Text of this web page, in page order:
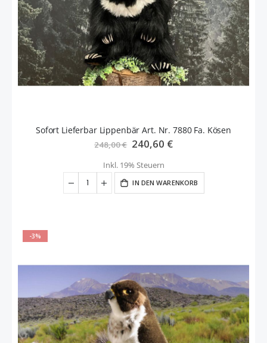
Sofort Lieferbar Lippenbär Art. Nr. 7880 Fa. Kösen
248,00 € Sonderangebot
240,60 €
Inkl. 19% Steuern
IN DEN WARENKORB
-3%